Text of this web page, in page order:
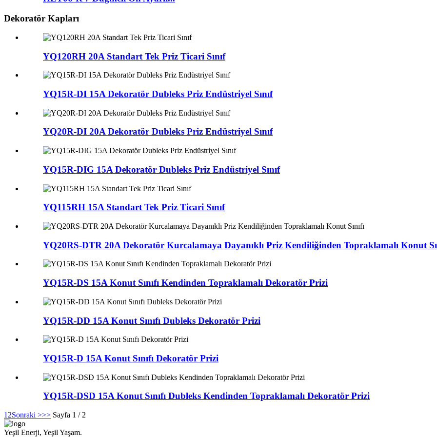
Dekoratör Kapları
YQ120RH 20A Standart Tek Priz Ticari Sınıf
YQ15R-DI 15A Dekoratör Dubleks Priz Endüstriyel Sınıf
YQ20R-DI 20A Dekoratör Dubleks Priz Endüstriyel Sınıf
YQ15R-DIG 15A Dekoratör Dubleks Priz Endüstriyel Sınıf
YQ115RH 15A Standart Tek Priz Ticari Sınıf
YQ20RS-DTR 20A Dekoratör Kurcalamaya Dayanıklı Priz Kendiliğinden Topraklamalı Konut
YQ15R-DS 15A Konut Sınıfı Kendinden Topraklamalı Dekoratör Prizi
YQ15R-DD 15A Konut Sınıfı Dubleks Dekoratör Prizi
YQ15R-D 15A Konut Sınıfı Dekoratör Prizi
YQ15R-DSD 15A Konut Sınıfı Dubleks Kendinden Topraklamalı Dekoratör Prizi
1 2Sonraki >>> Sayfa 1 / 2
Yeşil Enerji, Yeşil Yaşam.